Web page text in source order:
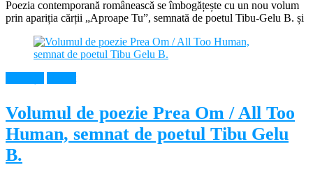
Poezia contemporană românească se îmbogățește cu un nou volum
prin apariția cărții „Aproape Tu”, semnată de poetul Tibu-Gelu B. și
Volumul de poezie Prea Om / All Too
Human, semnat de poetul Tibu Gelu
B.